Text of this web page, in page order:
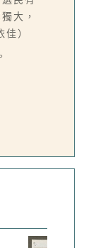
大，
）